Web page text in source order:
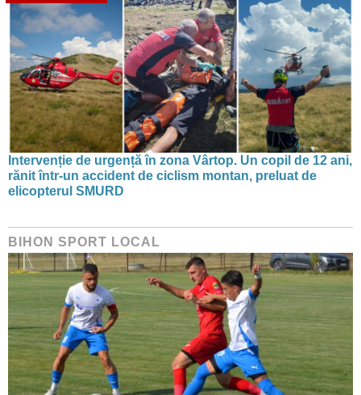
Intervenție de urgență în zona Vârtop. Un copil de 12 ani,
rănit într-un accident de ciclism montan, preluat de
elicopterul SMURD
BIHON SPORT LOCAL